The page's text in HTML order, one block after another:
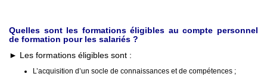
Quelles sont les formations éligibles au compte personnel
de formation pour les salariés ?
► Les formations éligibles sont :
L’acquisition d’un socle de connaissances et de compétences ;